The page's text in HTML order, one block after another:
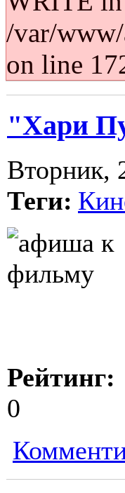
/var/
on line
"Хари
Вторник,
Теги:
Рейтинг:
0